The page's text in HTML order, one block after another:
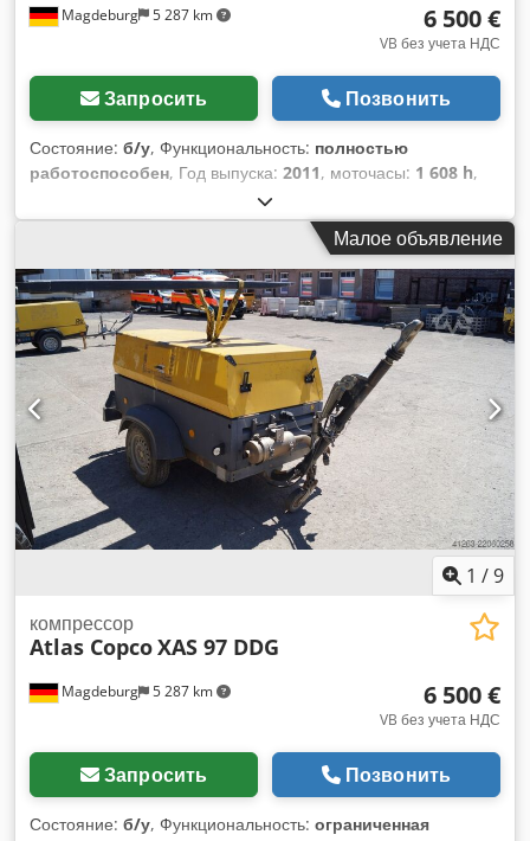
Magdeburg 5 287 km 6 500 €
VB без учета НДС
Запросить Позвонить
Состояние: б/у, Функциональность: полностью
работоспособен, Год выпуска: 2011, моточасы: 1 608 h,
Компрессор Atlas Copco XAS 67 DDG, год выпуска 2011,
1608 часов наработки, объемный поток 3,5 м³, аварийный
генератор 12,5 кВА, подключения: 1 x 230 В, 2 x 400 В,
серийный номер YA3062565B0165591, свидетельство о
допуске в наличии. Dcodpfx Aezbiiveg Uok
Малое объявление
1 /9
Magdeburg 5 287 km
компрессор
Atlas CopcoXAS 97 DDG
6 500 €
VB без учета НДС
Запросить Позвонить
Состояние: б/у, Функциональность: ограниченная